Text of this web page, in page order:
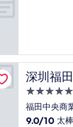
常
好，
(48
則
評
論)
深圳福
深圳福田
5.0
星
級
福田中央商
9.0
9.0/10 太